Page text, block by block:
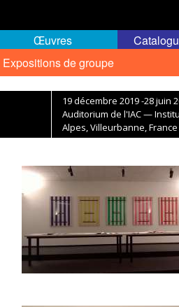
Expositions de groupe
Œuvres
19 décembre 2019 -28 juin
Auditorium de l'IAC —
Alpes, Villeurbanne, France